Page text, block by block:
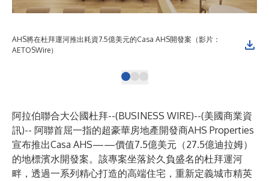
AHS將在杜拜運河推出耗資7.5億美元的Casa AHS開發案（影片：
AETOSWire）
阿拉伯聯合大公國杜拜--(BUSINESS WIRE)--(美國商業資
訊)-- 阿聯首屈一指的超豪華房地產開發商AHS Properties
宣布推出Casa AHS——價值7.5億美元（27.5億迪拉姆）
的地標濱水開發案。該專案坐落於久負盛名的杜拜運河
畔，透過一系列精心打造的高端住宅，重新定義城市精英